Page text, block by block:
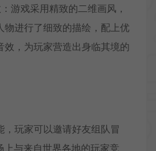
游戏采用精致的二维画风，
物进行了细致的描绘，配上优
效，为玩家营造出身临其境的
，玩家可以邀请好友组队冒
上与来自世界各地的玩家竞